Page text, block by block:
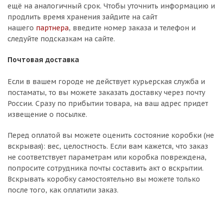
ещё на аналогичный срок. Чтобы уточнить информацию и
продлить время хранения зайдите на сайт
нашего партнера, введите номер заказа и телефон и
следуйте подсказкам на сайте.
Почтовая доставка
Если в вашем городе не действует курьерская служба и
постаматы, то вы можете заказать доставку через почту
России. Сразу по прибытии товара, на ваш адрес придет
извещение о посылке.
Перед оплатой вы можете оценить состояние коробки (не
вскрывая): вес, целостность. Если вам кажется, что заказ
не соответствует параметрам или коробка повреждена,
попросите сотрудника почты составить акт о вскрытии.
Вскрывать коробку самостоятельно вы можете только
после того, как оплатили заказ.